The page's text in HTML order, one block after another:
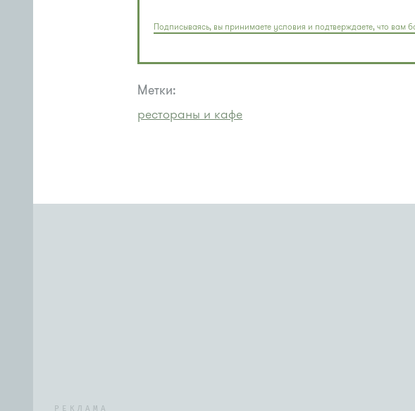
Подписываясь, вы принимаете условия и подтверждаете, что вам
Метки:
рестораны и кафе
РЕКЛАМА